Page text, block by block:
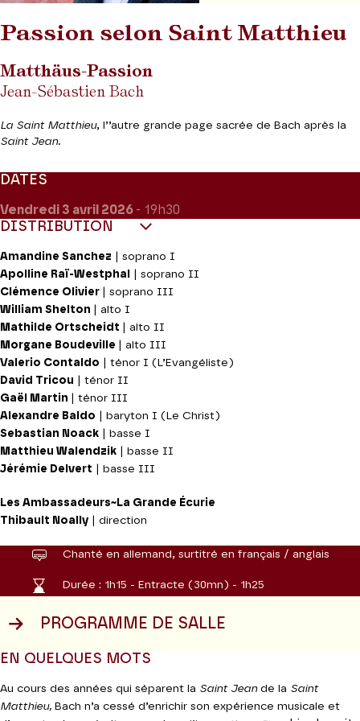
Passion selon Saint Matthieu
Matthäus-Passion
Jean-Sébastien Bach
La Saint Matthieu, l’’autre grande page sacrée de Bach après la
Saint Jean.
DATES
Vendredi 3 avril 2026 - 19h30
DISTRIBUTION
Amandine Sanchez | soprano I
Apolline Raï-Westphal
| soprano II
Clémence Olivier
| soprano III
William Shelton
| alto I
Mathilde Ortscheidt
| alto II
Morgane Boudeville
| alto III
Valerio Contaldo | ténor I (L’Evangéliste)
David Tricou | ténor II
Gaël Martin
| ténor III
Alexandre Baldo | baryton I (Le Christ)
Sebastian Noack | basse I
Matthieu Walendzik | basse II
Jérémie Delvert | basse III
Les Ambassadeurs~La Grande Écurie
Thibault Noally | direction
Chanté en allemand, surtitré en français / anglais
Durée : 1h15 - Entracte (30mn) - 1h25
PROGRAMME DE SALLE
EN QUELQUES MOTS
Au cours des années qui séparent la Saint Jean de la Saint
Matthieu, Bach n’a cessé d’enrichir son expérience musicale et